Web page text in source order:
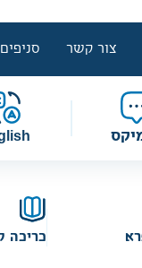
נחשבים למבצע
צור קשר סניפים
כריכה